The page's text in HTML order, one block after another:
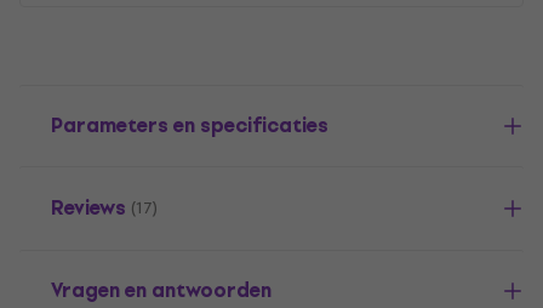
Parameters en specificaties
Reviews (17)
Vragen en antwoorden